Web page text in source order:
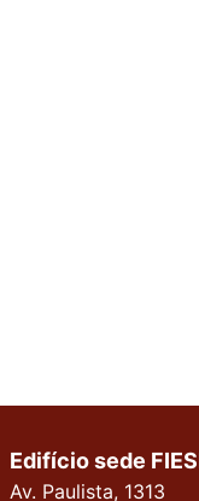
Edifício sede
Av. Paulista, 1313